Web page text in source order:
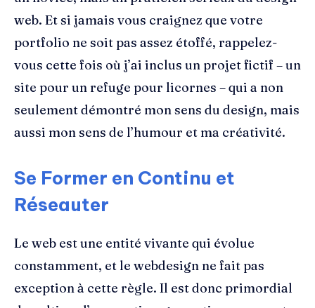
web. Et si jamais vous craignez que votre
portfolio ne soit pas assez étoffé, rappelez-
vous cette fois où j’ai inclus un projet fictif – un
site pour un refuge pour licornes – qui a non
seulement démontré mon sens du design, mais
aussi mon sens de l’humour et ma créativité.
Se Former en Continu et
Réseauter
Le web est une entité vivante qui évolue
constamment, et le webdesign ne fait pas
exception à cette règle. Il est donc primordial